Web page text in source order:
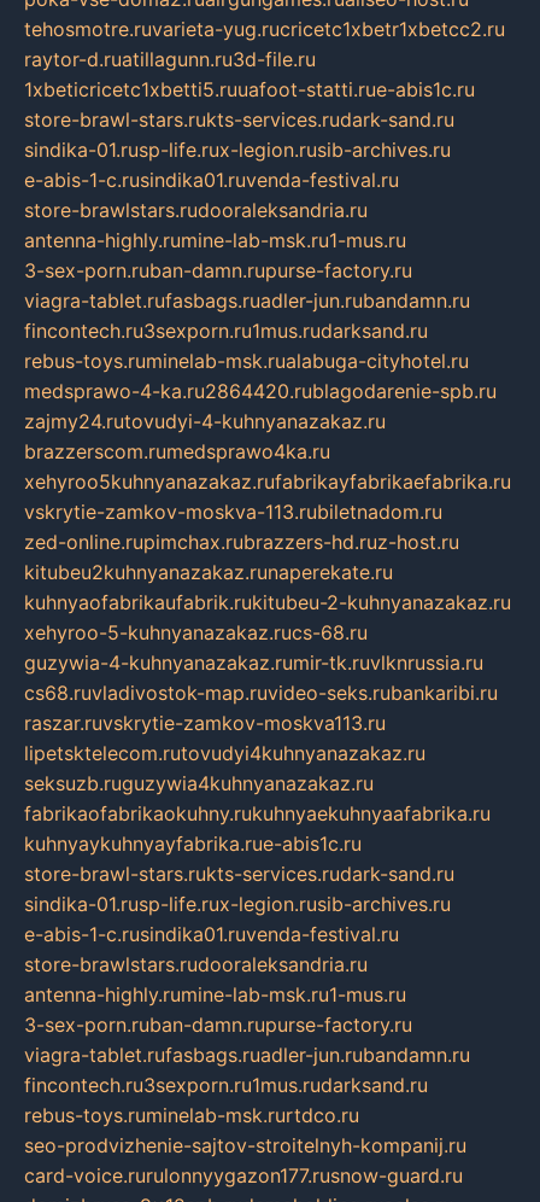
tehosmotre.ruvarieta-yug.rucricetc1xbetr1xbetcc2.ru
raytor-d.ruatillagunn.ru3d-file.ru
1xbeticricetc1xbetti5.ruuafoot-statti.rue-abis1c.ru
store-brawl-stars.rukts-services.rudark-sand.ru
sindika-01.rusp-life.rux-legion.rusib-archives.ru
e-abis-1-c.rusindika01.ruvenda-festival.ru
store-brawlstars.rudooraleksandria.ru
antenna-highly.rumine-lab-msk.ru1-mus.ru
3-sex-porn.ruban-damn.rupurse-factory.ru
viagra-tablet.rufasbags.ruadler-jun.rubandamn.ru
fincontech.ru3sexporn.ru1mus.rudarksand.ru
rebus-toys.ruminelab-msk.rualabuga-cityhotel.ru
medsprawo-4-ka.ru2864420.rublagodarenie-spb.ru
zajmy24.rutovudyi-4-kuhnyanazakaz.ru
brazzerscom.rumedsprawo4ka.ru
xehyroo5kuhnyanazakaz.rufabrikayfabrikaefabrika.ru
vskrytie-zamkov-moskva-113.rubiletnadom.ru
zed-online.rupimchax.rubrazzers-hd.ruz-host.ru
kitubeu2kuhnyanazakaz.runaperekate.ru
kuhnyaofabrikaufabrik.rukitubeu-2-kuhnyanazakaz.ru
xehyroo-5-kuhnyanazakaz.rucs-68.ru
guzywia-4-kuhnyanazakaz.rumir-tk.ruvlknrussia.ru
cs68.ruvladivostok-map.ruvideo-seks.rubankaribi.ru
raszar.ruvskrytie-zamkov-moskva113.ru
lipetsktelecom.rutovudyi4kuhnyanazakaz.ru
seksuzb.ruguzywia4kuhnyanazakaz.ru
fabrikaofabrikaokuhny.rukuhnyaekuhnyaafabrika.ru
kuhnyaykuhnyayfabrika.rue-abis1c.ru
store-brawl-stars.rukts-services.rudark-sand.ru
sindika-01.rusp-life.rux-legion.rusib-archives.ru
e-abis-1-c.rusindika01.ruvenda-festival.ru
store-brawlstars.rudooraleksandria.ru
antenna-highly.rumine-lab-msk.ru1-mus.ru
3-sex-porn.ruban-damn.rupurse-factory.ru
viagra-tablet.rufasbags.ruadler-jun.rubandamn.ru
fincontech.ru3sexporn.ru1mus.rudarksand.ru
rebus-toys.ruminelab-msk.rurtdco.ru
seo-prodvizhenie-sajtov-stroitelnyh-kompanij.ru
card-voice.rurulonnyygazon177.rusnow-guard.ru